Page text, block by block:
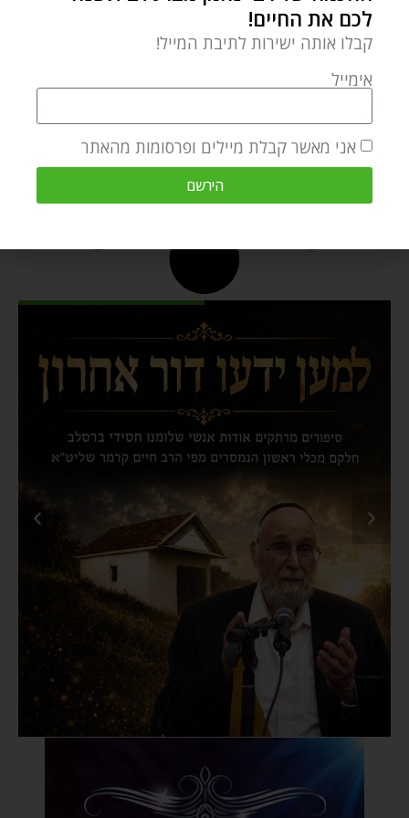
לכם את החיים!
קבלו אותה ישירות לתיבת המייל!
אימייל
אני מאשר קבלת מיילים ופרסומות מהאתר
הירשם